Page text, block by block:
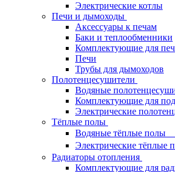
Электрические котлы
Печи и дымоходы
Аксессуары к печам
Баки и теплообменники
Комплектующие для
Печи
Трубы для дымоходов
Полотенцесушители
Водяные
Комплектующие для
Электрические
Тёплые полы
Водяные тёплые полы
Электрические тёплые
Радиаторы отопления
Комплектующие для